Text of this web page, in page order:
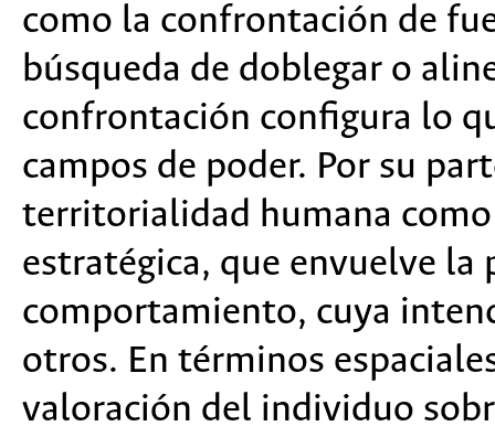
como la confrontación de
búsqueda de doblegar o
confrontación configura lo
campos de poder. Por su
territorialidad humana
estratégica, que envuelve la
comportamiento, cuya
otros. En términos
valoración del individuo